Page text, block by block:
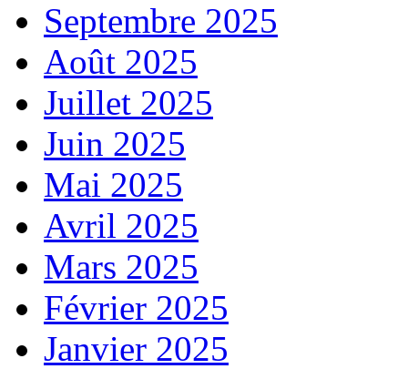
Septembre 2025
Août 2025
Juillet 2025
Juin 2025
Mai 2025
Avril 2025
Mars 2025
Février 2025
Janvier 2025